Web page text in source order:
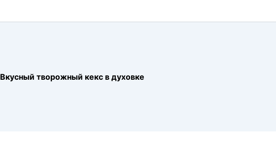
Вкусный творожный кекс в духовке